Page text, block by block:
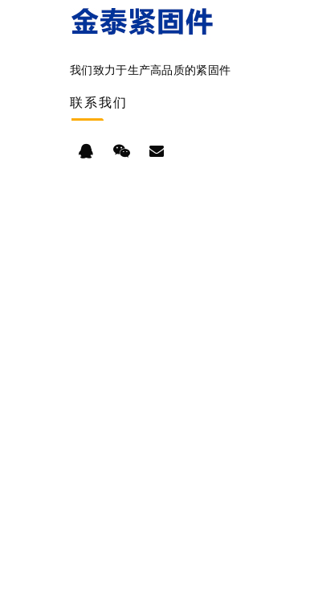
我们致力于生产高品质的紧固件
联系我们